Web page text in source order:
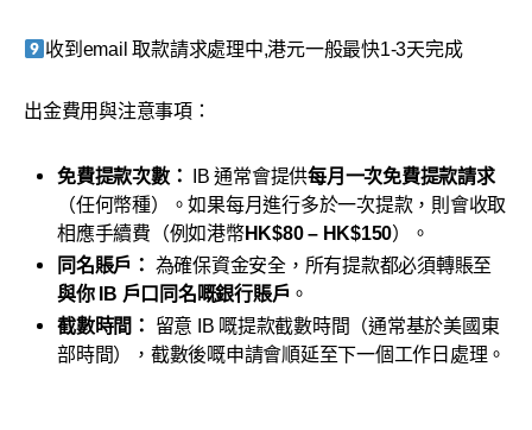
收到email 取款請求處理中,港元一般最快1-3天完成
出金費用與注意事項：
免費提款次數： IB 通常會提供每月一次免費提款請求
（任何幣種）。如果每月進行多於一次提款，則會收取
相應手續費（例如港幣HK$80 – HK$150）。
同名賬戶： 為確保資金安全，所有提款都必須轉賬至
與你 IB 戶口同名嘅銀行賬戶 。
截數時間：
留意 IB 嘅提款截數時間（通常基於美國東
部時間），截數後嘅申請會順延至下一個工作日處理。